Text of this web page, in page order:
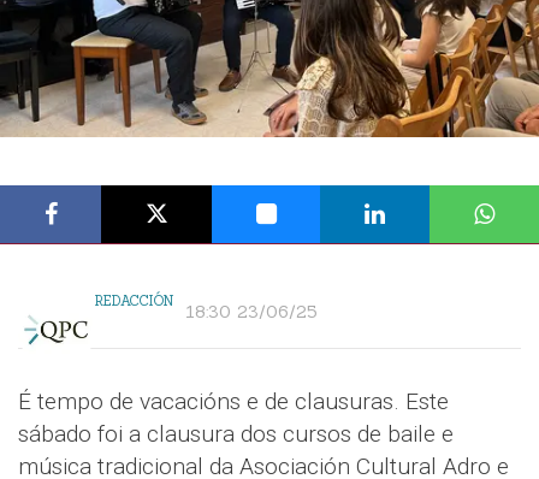
REDACCIÓN 18:30 23/06/25
É tempo de vacacións e de clausuras. Este
sábado foi a clausura dos cursos de baile e
música tradicional da Asociación Cultural Adro e